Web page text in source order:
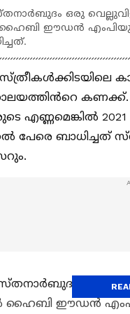
ഒരു
ഈഡൻ
കണക്ക്.
എണ്ണമെങ്കിൽ
പേരെ ബാധിച്ചത്
ഒരു
ഹൈബി ഈഡൻ